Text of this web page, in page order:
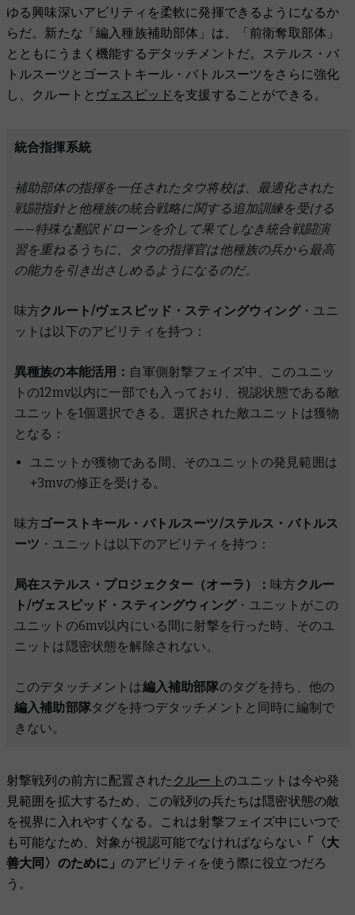
ゆる興味深いアビリティを柔軟に発揮できるようになるか
らだ。新たな「編入種族補助部体」は、「前衛奪取部体」
とともにうまく機能するデタッチメントだ。ステルス・バ
トルスーツとゴーストキール・バトルスーツをさらに強化
し、クルートと ヴェスピッド を支援することができる。
統合指揮系統
補助部体の指揮を一任されたタウ将校は、最適化された
戦闘指針と他種族の統合戦略に関する追加訓練を受ける
——特殊な翻訳ドローンを介して果てしなき統合戦闘演
習を重ねるうちに、タウの指揮官は他種族の兵から最高
の能力を引き出さしめるようになるのだ。
味方クルート/ヴェスピッド・スティングウィング・ユニ
ットは以下のアビリティを持つ：
異種族の本能活用： 自軍側射撃フェイズ中、このユニッ
トの12mv以内に一部でも入っており、視認状態である敵
ユニットを1個選択できる。選択された敵ユニットは獲物
となる：
ユニットが獲物である間、そのユニットの発見範囲は
+3mvの修正を受ける。
味方ゴーストキール・バトルスーツ/ステルス・バトルス
ーツ ・ユニットは以下のアビリティを持つ：
局在ステルス・プロジェクター（オーラ）：味方クルー
ト/ヴェスピッド・スティングウィング・ユニットがこの
ユニットの6mv以内にいる間に射撃を行った時、そのユ
ニットは隠密状態を解除されない。
このデタッチメントは編入補助部隊のタグを持ち、他の
編入補助部隊タグを持つデタッチメントと同時に編制で
きない。
射撃戦列の前方に配置された クルート のユニットは今や発
見範囲を拡大するため、この戦列の兵たちは隠密状態の敵
を視界に入れやすくなる。これは射撃フェイズ中にいつで
も可能なため、対象が視認可能でなければならない 「〈大
善大同〉のために」のアビリティを使う際に役立つだろ
う。